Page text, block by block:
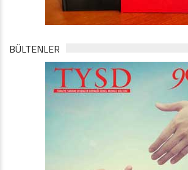
BÜLTENLER